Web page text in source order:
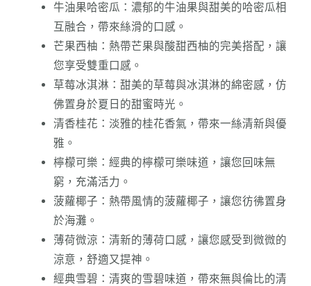
牛油果哈密瓜：濃郁的牛油果與甜美的哈密瓜相
互融合，帶來絲滑的口感。
芒果西柚：熱帶芒果與酸甜西柚的完美搭配，讓
您享受雙重口感。
草莓冰淇淋：甜美的草莓與冰淇淋的綿密感，仿
佛置身於夏日的甜蜜時光。
清香桂花：淡雅的桂花香氣，帶來一絲清新與優
雅。
檸檬可樂：經典的檸檬可樂味道，讓您回味無
窮，充滿活力。
菠蘿椰子：熱帶風情的菠蘿椰子，讓您彷彿置身
於海灘。
薄荷微涼：清新的薄荷口感，讓您感受到微微的
涼意，舒適又提神。
經典雪碧：清爽的雪碧味道，帶來無與倫比的清